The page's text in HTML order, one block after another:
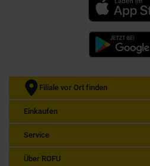
Filiale vor Ort finden
Einkaufen
Service
Über ROFU